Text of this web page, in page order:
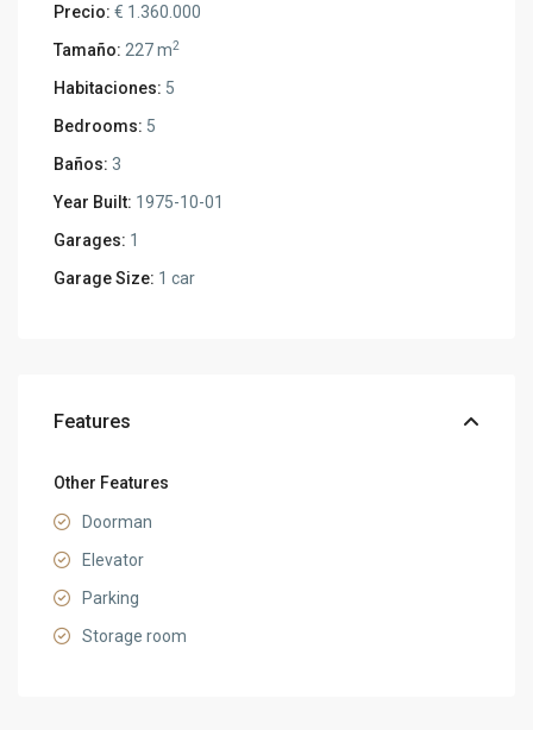
Precio: € 1.360.000
Tamaño: 227 m2
Habitaciones: 5
Bedrooms: 5
Baños: 3
Year Built: 1975-10-01
Garages: 1
Garage Size: 1 car
Features
Other Features
Doorman
Elevator
Parking
Storage room